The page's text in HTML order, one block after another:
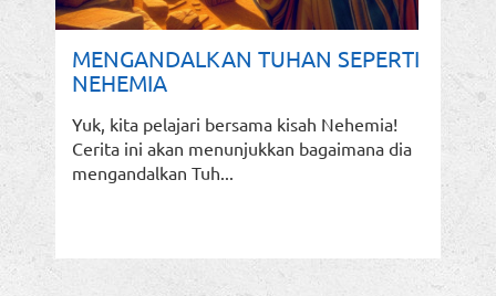
MENGANDALKAN TUHAN SEPERTI
NEHEMIA
Yuk, kita pelajari bersama kisah Nehemia!
Cerita ini akan menunjukkan bagaimana dia
mengandalkan Tuh...